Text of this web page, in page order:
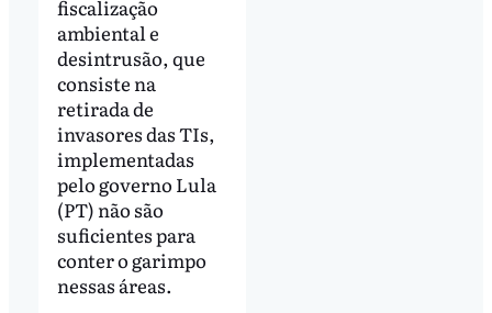
fiscalização
ambiental e
desintrusão, que
consiste na
retirada de
invasores das TIs,
implementadas
pelo governo Lula
(PT) não são
suficientes para
conter o garimpo
nessas áreas.